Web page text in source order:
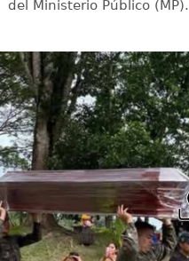
del Ministerio Público (MP).